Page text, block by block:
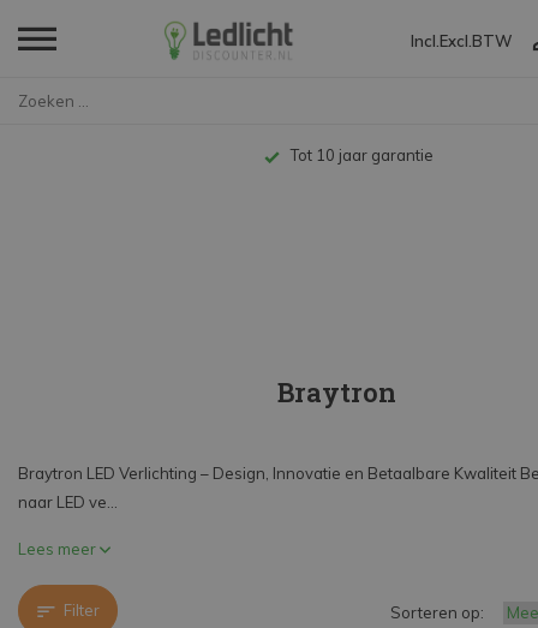
Incl. Excl. BTW
Tot 10 jaar garantie
Braytron
Braytron LED Verlichting – Design, Innovatie en Betaalbare Kwaliteit
naar LED ve...
Lees meer
Filter Sorteren op: